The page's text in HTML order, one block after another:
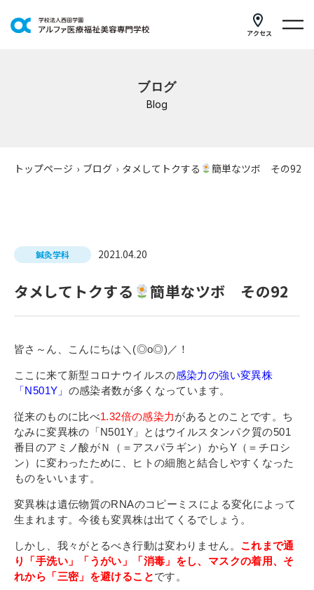
アクセス
研修・講座
公共職業訓練
在校生の皆さまへ
卒業生の皆さまへ
新着情報
ブログ
コラム
資料請求
インターネット出願
ブログ
Blog
トップページ › ブログ › タメしてトクする 簡単なツボ その92
鍼灸学科 2021.04.20
タメしてトクする 簡単なツボ その92
皆さ～ん、こんにちは＼(◎o◎)／！
ここに来て新型コロナウイルスの感染力の強い変異株
「N501Y」 の感染者数が多くなっています。
従来のものに比べ1.32倍の感染力があるとのことです。ち
なみに変異株の「N501Y」とはウイルスタンパク質の501
番目のアミノ酸がＮ（＝アスパラギン）からY（＝チロシ
ン）に変わったために、ヒトの細胞と結合しやすくなった
ものをいいます。
変異株は遺伝物質のRNAのコピーミスによる変化によって
生まれます。今後も変異株は出てくるでしょう。
しかし、我々がとるべき行動は変わりません。 これまで通
り「手洗い」「うがい」「消毒」をし、マスクの着用、そ
れから「三密」を避けることです。